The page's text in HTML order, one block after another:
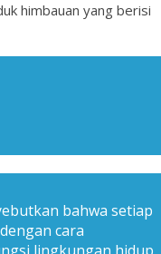
himbauan yang berisi
bahwa setiap
cara